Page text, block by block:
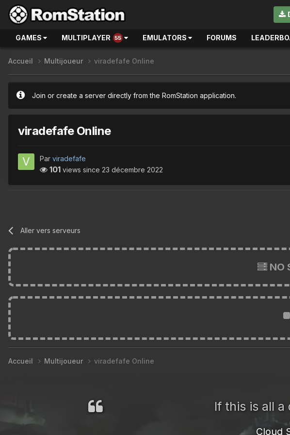
GAMES MULTIPLAYER 55 EMULATORS FORUMS
Accueil Multijoueur viradefafe Online
Join or create a server directly from the RomStation application.
viradefafe Online
Par viradefafe
101 views since 23 décembre 2022
Aller vers serveurs
NO
Accueil Multijoueur viradefafe Online
If this is all
Cloud